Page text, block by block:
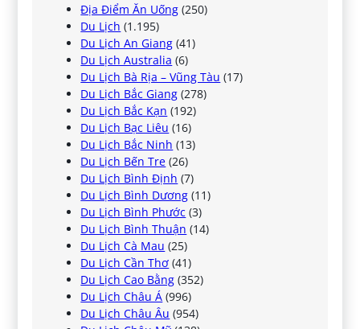
Địa Điểm Ăn Uống (250)
Du Lịch (1.195)
Du Lịch An Giang (41)
Du Lịch Australia (6)
Du Lịch Bà Rịa – Vũng Tàu (17)
Du Lịch Bắc Giang (278)
Du Lịch Bắc Kạn (192)
Du Lịch Bạc Liêu (16)
Du Lịch Bắc Ninh (13)
Du Lịch Bến Tre (26)
Du Lịch Bình Định (7)
Du Lịch Bình Dương (11)
Du Lịch Bình Phước (3)
Du Lịch Bình Thuận (14)
Du Lịch Cà Mau (25)
Du Lịch Cần Thơ (41)
Du Lịch Cao Bằng (352)
Du Lịch Châu Á (996)
Du Lịch Châu Âu (954)